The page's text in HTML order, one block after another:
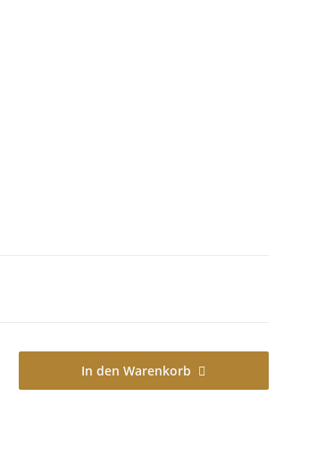
In den Warenkorb